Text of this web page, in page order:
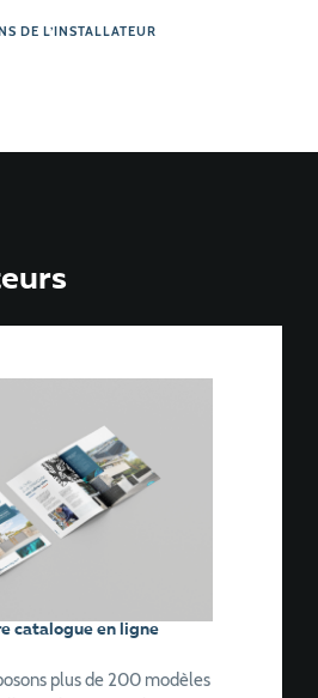
DE L’INSTALLATEUR
clôtures et claustras